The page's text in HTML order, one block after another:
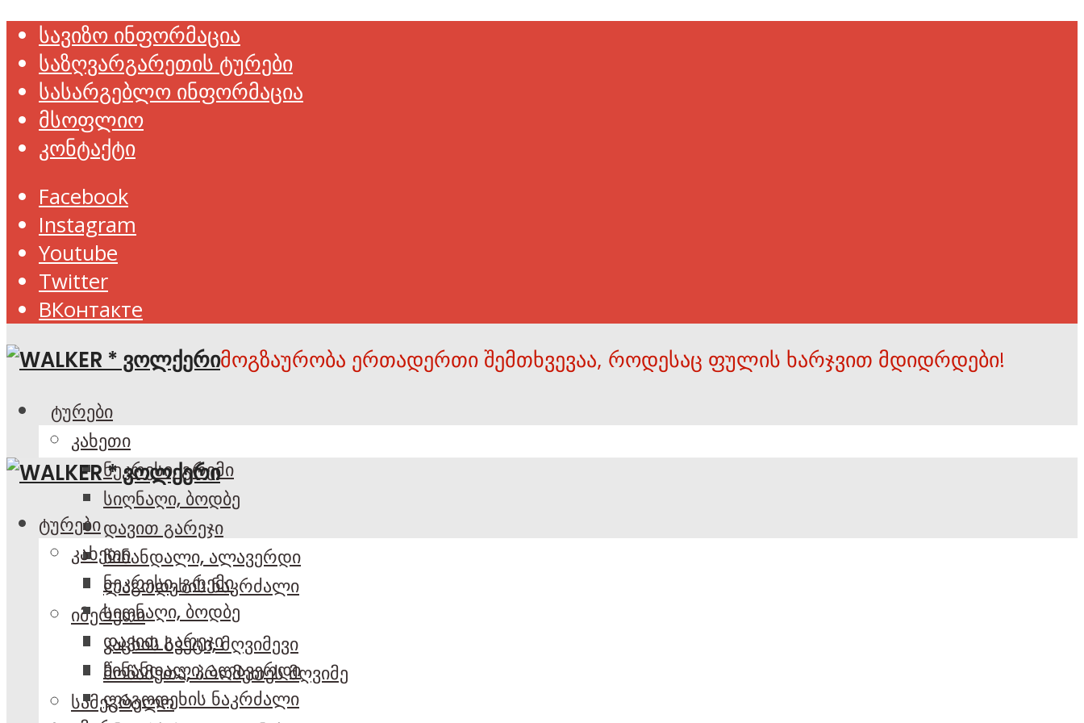
სავიზო ინფორმაცია
საზღვარგარეთის ტურები
სასარგებლო ინფორმაცია
მსოფლიო
კონტაქტი
Facebook
Instagram
Youtube
Twitter
ВКонтакте
მოგზაურობა ერთადერთი შემთხვევაა, როდესაც ფულის ხარჯვით მდიდრდები!
ტურები
კახეთი
ნეკრესი, გრემი
სიღნაღი, ბოდბე
დავით გარეჯი
წინანდალი, ალავერდი
ლაგოდეხის ნაკრძალი
იმერეთი
კაცხის სვეტი, მღვიმევი
მოწამეთა, პრომეთეს მღვიმე
სამეგრელო
ტურები
კახეთი
ნეკრესი, გრემი
სიღნაღი, ბოდბე
დავით გარეჯი
წინანდალი, ალავერდი
ლაგოდეხის ნაკრძალი